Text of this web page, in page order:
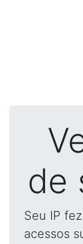
de
Seu IP
acessos